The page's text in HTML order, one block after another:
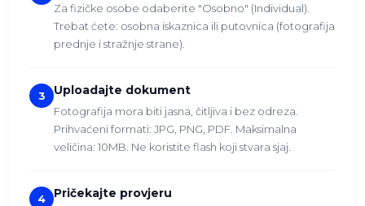
Za fizičke osobe odaberite "Osobno" (Individual).
Trebat ćete: osobna iskaznica ili putovnica (fotografija
prednje i stražnje strane).
3 Uploadajte dokument
Fotografija mora biti jasna, čitljiva i bez odreza.
Prihvaćeni formati: JPG, PNG, PDF. Maksimalna
veličina: 10MB. Ne koristite flash koji stvara sjaj.
4 Pričekajte provjeru